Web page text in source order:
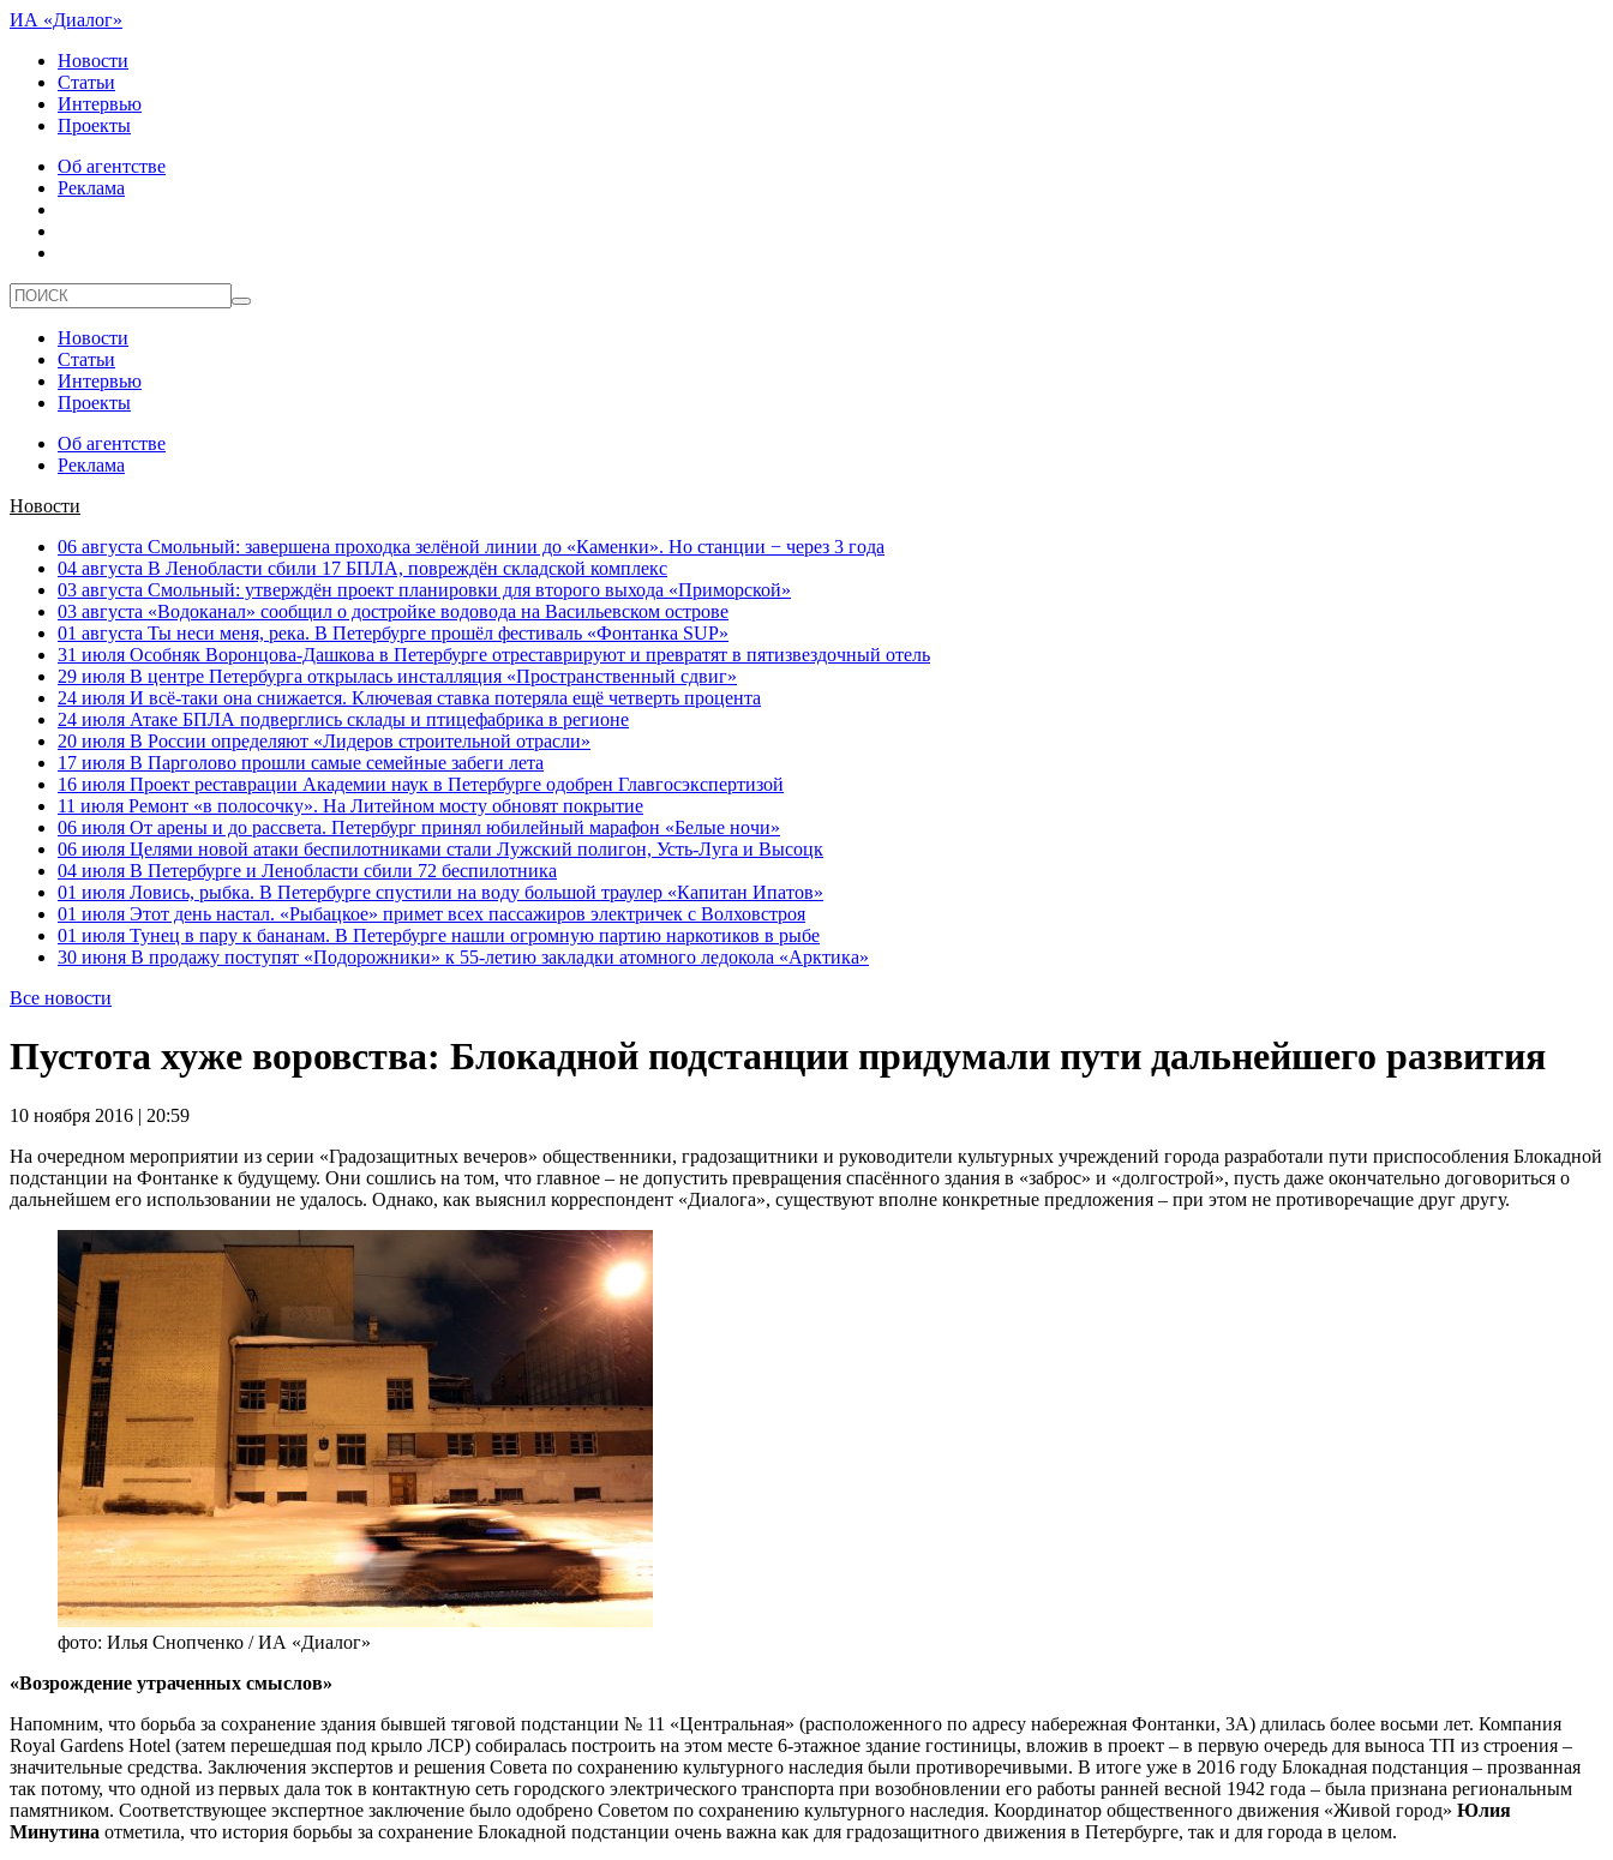
ИА «Диалог»
Новости
Статьи
Интервью
Проекты
Об агентстве
Реклама
Новости
Статьи
Интервью
Проекты
Об агентстве
Реклама
Новости
06 августа Смольный: завершена проходка зелёной линии до «Каменки». Но станции − через 3 года
04 августа В Ленобласти сбили 17 БПЛА, повреждён складской комплекс
03 августа Смольный: утверждён проект планировки для второго выхода «Приморской»
03 августа «Водоканал» сообщил о достройке водовода на Васильевском острове
01 августа Ты неси меня, река. В Петербурге прошёл фестиваль «Фонтанка SUP»
31 июля Особняк Воронцова-Дашкова в Петербурге отреставрируют и превратят в пятизвездочный отель
29 июля В центре Петербурга открылась инсталляция «Пространственный сдвиг»
24 июля И всё-таки она снижается. Ключевая ставка потеряла ещё четверть процента
24 июля Атаке БПЛА подверглись склады и птицефабрика в регионе
20 июля В России определяют «Лидеров строительной отрасли»
17 июля В Парголово прошли самые семейные забеги лета
16 июля Проект реставрации Академии наук в Петербурге одобрен Главгосэкспертизой
11 июля Ремонт «в полосочку». На Литейном мосту обновят покрытие
06 июля От арены и до рассвета. Петербург принял юбилейный марафон «Белые ночи»
06 июля Целями новой атаки беспилотниками стали Лужский полигон, Усть-Луга и Высоцк
04 июля В Петербурге и Ленобласти сбили 72 беспилотника
01 июля Ловись, рыбка. В Петербурге спустили на воду большой траулер «Капитан Ипатов»
01 июля Этот день настал. «Рыбацкое» примет всех пассажиров электричек с Волховстроя
01 июля Тунец в пару к бананам. В Петербурге нашли огромную партию наркотиков в рыбе
30 июня В продажу поступят «Подорожники» к 55-летию закладки атомного ледокола «Арктика»
Все новости
Пустота хуже воровства: Блокадной подстанции придумали пути дальнейшего развития
10 ноября 2016 | 20:59
На очередном мероприятии из серии «Градозащитных вечеров» общественники, градозащитники и руководители культурных учреждений города разработали пути приспособления Блокадной
подстанции на Фонтанке к будущему. Они сошлись на том, что главное – не допустить превращения спасённого здания в «заброс» и «долгострой», пусть даже окончательно договориться о
дальнейшем его использовании не удалось. Однако, как выяснил корреспондент «Диалога», существуют вполне конкретные предложения – при этом не противоречащие друг другу.
фото: Илья Снопченко / ИА «Диалог»
«Возрождение утраченных смыслов»
Напомним, что борьба за сохранение здания бывшей тяговой подстанции № 11 «Центральная» (расположенного по адресу набережная Фонтанки, 3А) длилась более восьми лет. Компания
Royal Gardens Hotel (затем перешедшая под крыло ЛСР) собиралась построить на этом месте 6-этажное здание гостиницы, вложив в проект – в первую очередь для выноса ТП из строения –
значительные средства. Заключения экспертов и решения Совета по сохранению культурного наследия были противоречивыми. В итоге уже в 2016 году Блокадная подстанция – прозванная
так потому, что одной из первых дала ток в контактную сеть городского электрического транспорта при возобновлении его работы ранней весной 1942 года – была признана региональным
памятником. Соответствующее экспертное заключение было одобрено Советом по сохранению культурного наследия. Координатор общественного движения «Живой город» Юлия
Минутина отметила, что история борьбы за сохранение Блокадной подстанции очень важна как для градозащитного движения в Петербурге, так и для города в целом.